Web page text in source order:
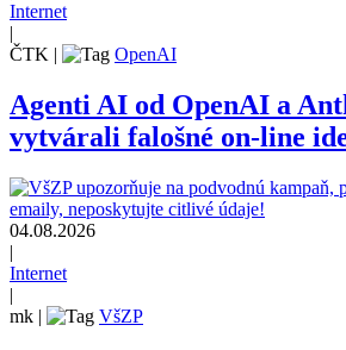
Internet
|
ČTK | OpenAI
Agenti AI od OpenAI a
vytvárali falošné on-line
04.08.2026
|
Internet
|
mk | VšZP